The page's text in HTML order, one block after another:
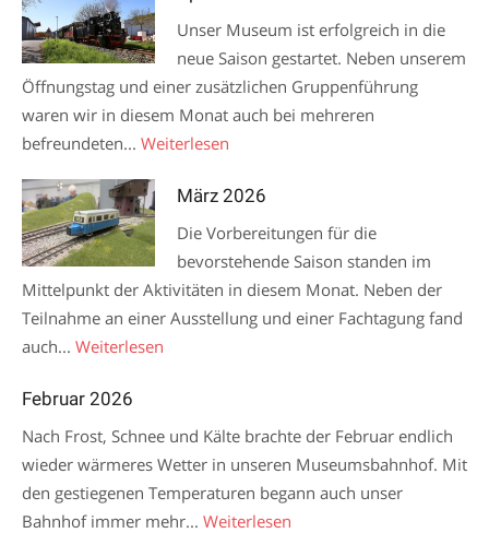
Unser Museum ist erfolgreich in die
neue Saison gestartet. Neben unserem
Öffnungstag und einer zusätzlichen Gruppenführung
waren wir in diesem Monat auch bei mehreren
befreundeten... Weiterlesen
März 2026
Die Vorbereitungen für die
bevorstehende Saison standen im
Mittelpunkt der Aktivitäten in diesem Monat. Neben der
Teilnahme an einer Ausstellung und einer Fachtagung fand
auch... Weiterlesen
Februar 2026
Nach Frost, Schnee und Kälte brachte der Februar endlich
wieder wärmeres Wetter in unseren Museumsbahnhof. Mit
den gestiegenen Temperaturen begann auch unser
Bahnhof immer mehr... Weiterlesen